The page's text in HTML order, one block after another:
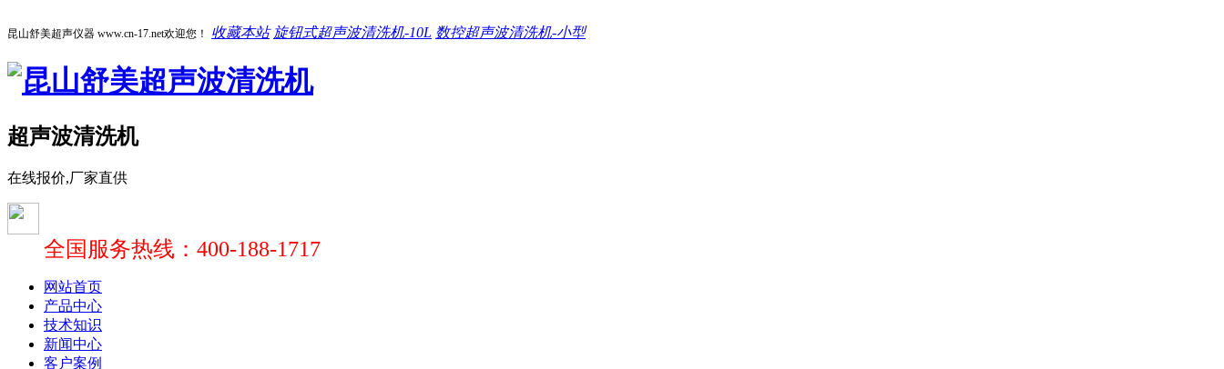
昆山舒美超声仪器 www.cn-17.net欢迎您！ 收藏本站 旋钮式超声波清洗机-10L 数控超声波清洗机-小型
超声波清洗机
在线报价,厂家直供
全国服务热线：400-188-1717
网站首页
产品中心
技术知识
新闻中心
客户案例